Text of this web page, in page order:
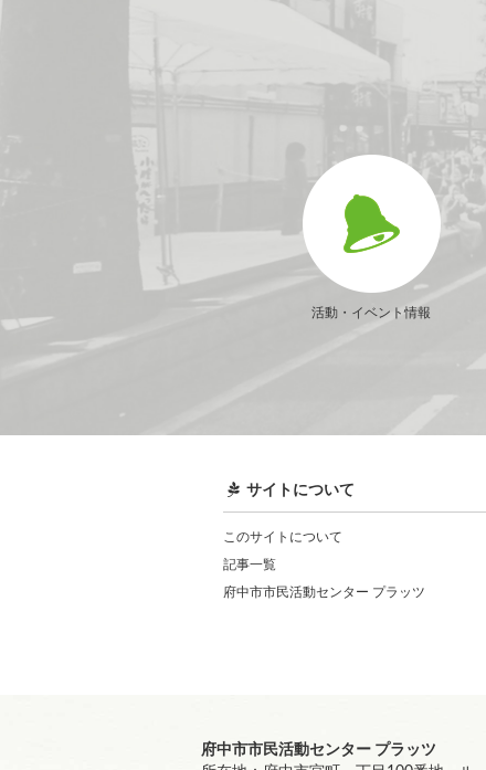
活動・イベント情報
サイトについて
このサイトについて
記事一覧
府中市市民活動センター プラッツ
府中市市民活動センター プラッツ